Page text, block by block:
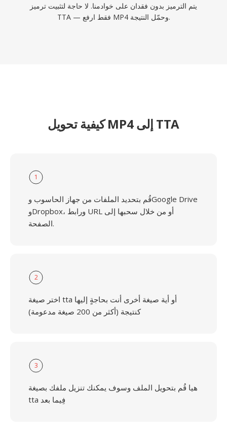
يتم الترميز بدون فقدان على خوادمنا. لا حاجة لتثبيت ترميز
TTA — فقط ارفع MP4 وحمّل النتيجة.
كيفية تحويل MP4 إلى TTA
1
قُم بتحديد الملفات من جهاز الحاسوب وGoogle Drive
وDropbox، ورابط URL أو من خلال سحبها إلى
الصفحة.
2
اختر صيغة tta أو أية صيغة أخرى أنت بحاجةٍ إليها
كنتيجة (أكثر من 200 صيغة مدعومة)
3
هيا قُم بتحويل الملف وسوف يمكنك تنزيل ملفك بصيغة
tta فِيما بعد